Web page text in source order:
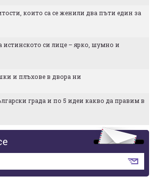
които са се женили два пъти един за
истинското си лице – ярко, шумно и
и плъхове в двора ни
градa и по 5 идеи какво да правим в